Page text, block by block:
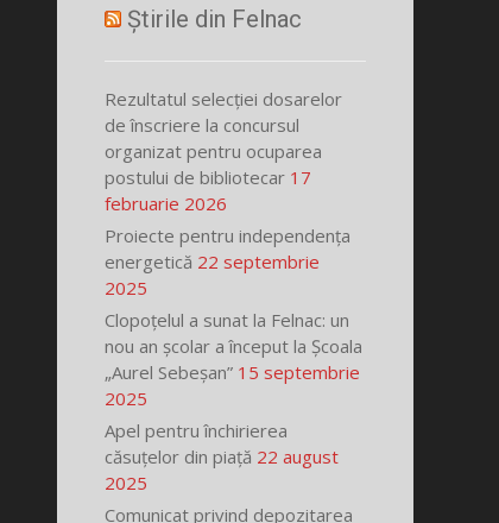
Știrile din Felnac
Rezultatul selecției dosarelor
de înscriere la concursul
organizat pentru ocuparea
postului de bibliotecar 17
februarie 2026
Proiecte pentru independența
energetică 22 septembrie
2025
Clopoțelul a sunat la Felnac: un
nou an școlar a început la Școala
„Aurel Sebeșan” 15 septembrie
2025
Apel pentru închirierea
căsuțelor din piață 22 august
2025
Comunicat privind depozitarea